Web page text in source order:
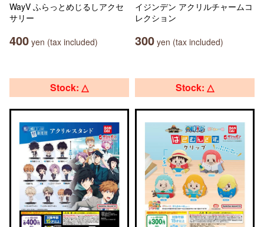
WayV ふらっとめじるしアクセ
サリー
400 yen (tax included)
イジンデン アクリルチャームコ
レクション
300 yen (tax included)
Stock: △ Stock: △